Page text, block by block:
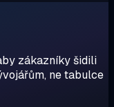
zákazníky šidili
ne tabulce